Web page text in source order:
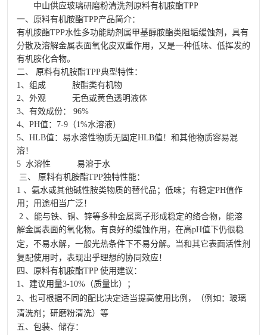
中山供应玻璃研磨粉清洗剂原料有机胺酯TPP
一、原料有机胺酯TPP产品简介：
有机胺酯TPP水性多功能助剂属甲基醇胺酯类阻垢缓蚀剂，具有
分散及溶解金属表面氧化皮双重作用，又是一种低味、低挥发的
有机胺化合物。
二、 原料有机胺酯TPP典型特性：
1、组成 胺酯类有机物
2、外观 无色或黄色透明液体
3、有效成份： 96%
4、PH值：7-9（1%水溶液）
5、HLB值：易水溶性物质无固定HLB值！和其他物质容易混
溶！
5 水溶性 易溶于水
三、 原料有机胺酯TPP独特性能：
1 、氨水或其他碱性胺类物质的替代品；低味；有稳定PH值作
用；用途相当广泛！
2 、能与铁、铜、锌等多种金属离子形成稳定的络合物，能溶
解金属表面的氧化物。有良好的缓蚀作用，在高pH值下仍很稳
定，不易水解，一般光热条件下不易分解。当和其它表面活性剂
复配使用时，表现出乎理想的协同效应！
四、原料有机胺酯TPP 使用建议：
1、建议用量3-10%（质量比）；
2、也可根据不同的配比决定适当提高使用比例，（例如： 玻璃
清洗剂 ；研磨粉清洗）等
五、包装、储存：